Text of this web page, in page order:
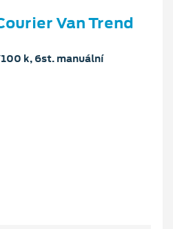
Van Trend
k, 6st. manuální